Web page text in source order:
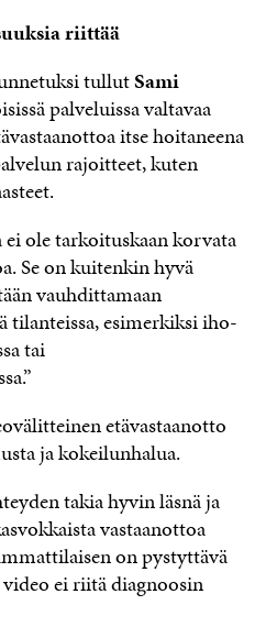
riittää
tullutSami
palveluissa valtavaa
itse hoitaneena
rajoitteet, kuten
ole tarkoituskaan korvata
Se on kuitenkin hyvä
vauhdittamaan
tilanteissa, esimerkiksi iho-
tai
etävastaanotto
ja kokeilunhalua.
takia hyvin läsnä ja
vastaanottoa
on pystyttävä
ei riitä diagnoosin